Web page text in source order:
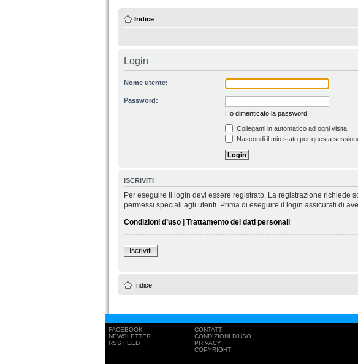
Indice
Login
Nome utente:
Password:
Ho dimenticato la password
Collegami in automatico ad ogni visita
Nascondi il mio stato per questa
ISCRIVITI
Per eseguire il login devi essere registrato. La registrazione richiede
permessi speciali agli utenti. Prima di eseguire il login assicurati di
Condizioni d’uso | Trattamento dei dati personali
Iscriviti
Indice
FACEBOOK
NEWSLETTER
RSS FEED
CONTATTI
CONDIZIONI D'USO
PRIVACY
COPYRIGHT